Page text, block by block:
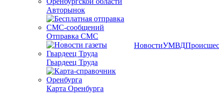
Авторынок
Отправка СМС
Гвардеец Труда
Карта Оренбурга
НовостиУМВД